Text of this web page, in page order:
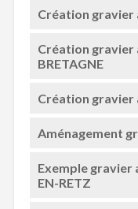
Création gravier
Création gravier
BRETAGNE
Création gravier
Aménagement
Exemple gravier
EN-RETZ